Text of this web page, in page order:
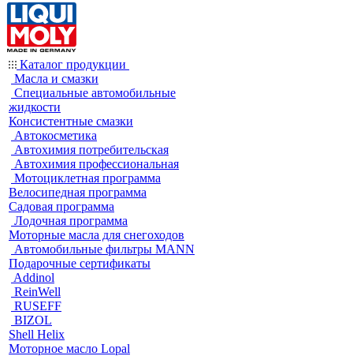
Каталог продукции
Масла и смазки
Специальные автомобильные
жидкости
Консистентные смазки
Автокосметика
Автохимия потребительская
Автохимия профессиональная
Мотоциклетная программа
Велосипедная программа
Садовая программа
Лодочная программа
Моторные масла для снегоходов
Автомобильные фильтры MANN
Подарочные сертификаты
Addinol
ReinWell
RUSEFF
BIZOL
Shell Helix
Моторное масло Lopal